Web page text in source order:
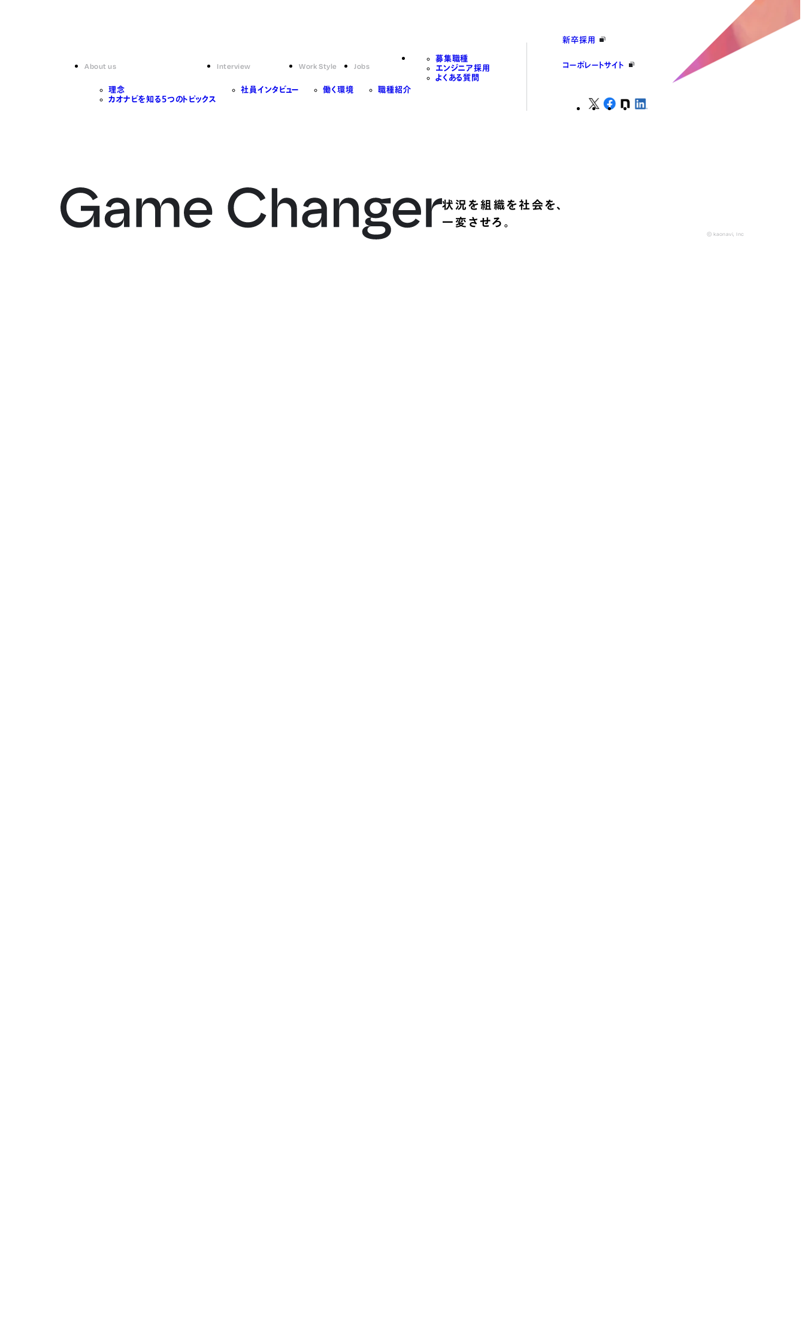
About us
理念
カオナビを知る5つのトピックス
Interview
社員インタビュー
Work Style
働く環境
Jobs
職種紹介
募集職種
エンジニア採用
よくある質問
新卒採用
コーポレートサイト
状況を組織を社会を、
一変させろ。
© kaonavi, Inc